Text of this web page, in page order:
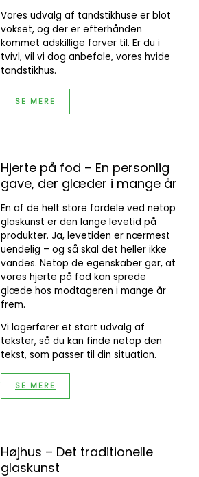
Vores udvalg af tandstikhuse er blot
vokset, og der er efterhånden
kommet adskillige farver til. Er du i
tvivl, vil vi dog anbefale, vores hvide
tandstikhus.
SE MERE
Hjerte på fod – En personlig
gave, der glæder i mange år
En af de helt store fordele ved netop
glaskunst er den lange levetid på
produkter. Ja, levetiden er nærmest
uendelig – og så skal det heller ikke
vandes. Netop de egenskaber gør, at
vores hjerte på fod kan sprede
glæde hos modtageren i mange år
frem.
Vi lagerfører et stort udvalg af
tekster, så du kan finde netop den
tekst, som passer til din situation.
SE MERE
Højhus – Det traditionelle
glaskunst